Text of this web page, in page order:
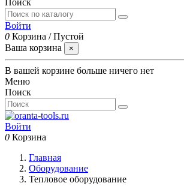
Войти
0 Корзина /Пустой
Ваша корзина
×
В вашей корзине больше ничего нет
Меню
Поиск
Войти
0 Корзина
Главная
Оборудование
Тепловое оборудование